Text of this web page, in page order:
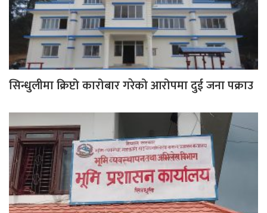
सिन्धुलीमा क्रिप्टो कारोबार गरेको आरोपमा दुई जना पक्राउ